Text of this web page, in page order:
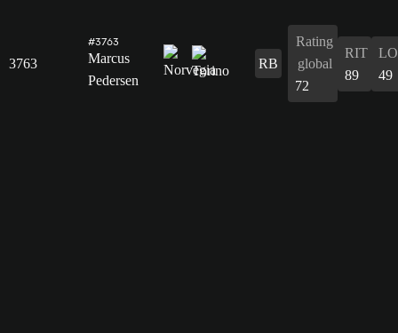
3763
#3763
Marcus
Pedersen
RB
Rating
global
72
RIT
89
49